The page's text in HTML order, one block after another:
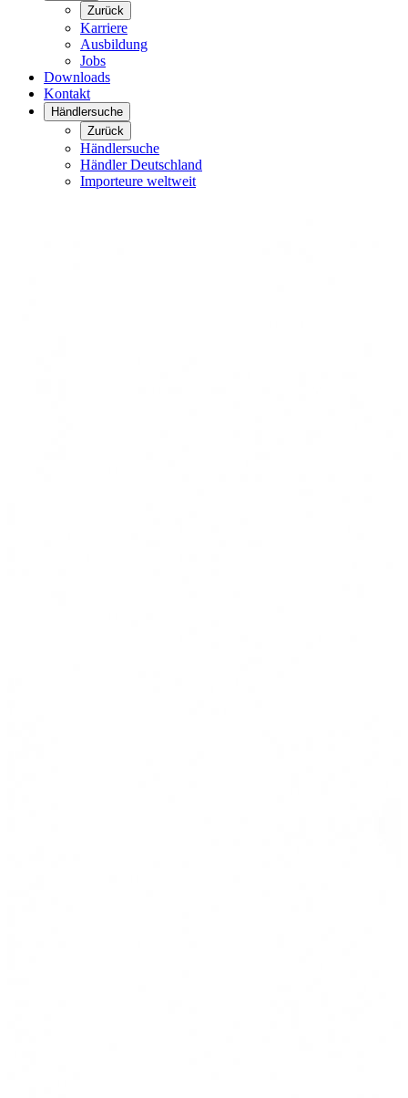
Zurück
Karriere
Ausbildung
Jobs
Downloads
Kontakt
Händlersuche
Zurück
Händlersuche
Händler Deutschland
Importeure weltweit